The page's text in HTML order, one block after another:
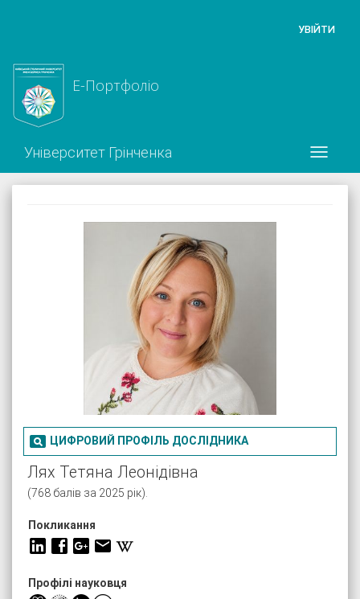
УВІЙТИ
Е-Портфоліо
Університет Грінченка
 ЦИФРОВИЙ ПРОФІЛЬ ДОСЛІДНИКА
Лях Тетяна Леонідівна
(768 балів за 2025 рік).
Покликання
Профілі науковця